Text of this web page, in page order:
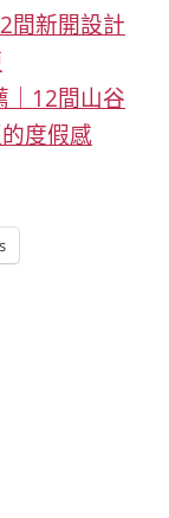
間新開設計
｜12間山谷
度假感